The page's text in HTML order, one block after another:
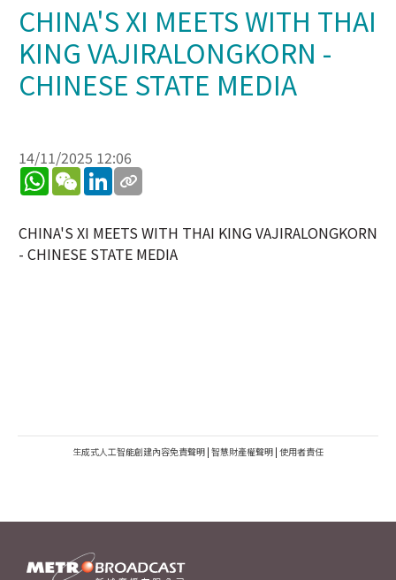
CHINA'S XI MEETS WITH THAI
KING VAJIRALONGKORN -
CHINESE STATE MEDIA
14/11/2025 12:06
WhatsApp
WeChatLinkedIn
CHINA'S XI MEETS WITH THAI KING VAJIRALONGKORN
- CHINESE STATE MEDIA
生成式人工智能創建內容免責聲明 | 智慧財產權聲明 | 使用者責任